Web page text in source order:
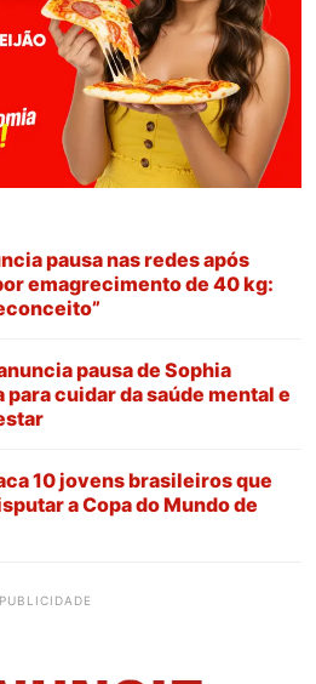
pausa nas redes após
emagrecimento de 40 kg:
pausa de Sophia
para cuidar da saúde mental e
10 jovens brasileiros que
a Copa do Mundo de
PUBLICIDADE